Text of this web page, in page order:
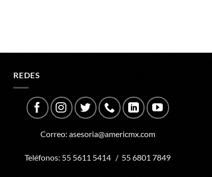
REDES
Correo: asesoria@americmx.com
Teléfonos: 55 5611 5414 / 55 6801 7849